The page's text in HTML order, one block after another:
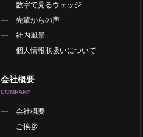
数字で見るウェッジ
先輩からの声
社内風景
個人情報取扱いについて
会社概要
COMPANY
会社概要
ご挨拶